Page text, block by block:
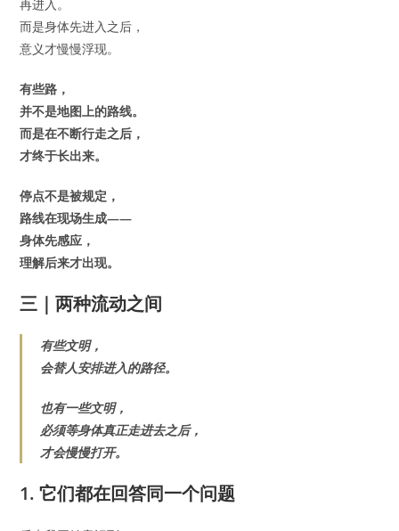
再进入。
而是身体先进入之后，
意义才慢慢浮现。
有些路，
并不是地图上的路线。
而是在不断行走之后，
才终于长出来。
停点不是被规定，
路线在现场生成——
身体先感应，
理解后来才出现。
三｜两种流动之间
有些文明，
会替人安排进入的路径。
也有一些文明，
必须等身体真正走进去之后，
才会慢慢打开。
1. 它们都在回答同一个问题